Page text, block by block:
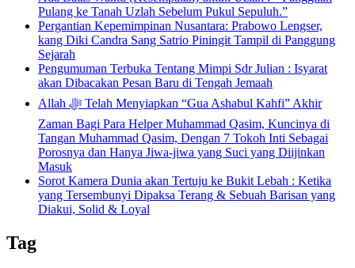
Pulang ke Tanah Uzlah Sebelum Pukul Sepuluh.”
Pergantian Kepemimpinan Nusantara: Prabowo Lengser,
kang Diki Candra Sang Satrio Piningit Tampil di Panggung
Sejarah
Pengumuman Terbuka Tentang Mimpi Sdr Julian : Isyarat
akan Dibacakan Pesan Baru di Tengah Jemaah
Allah ﷻ Telah Menyiapkan “Gua Ashabul Kahfi” Akhir
Zaman Bagi Para Helper Muhammad Qasim, Kuncinya di
Tangan Muhammad Qasim, Dengan 7 Tokoh Inti Sebagai
Porosnya dan Hanya Jiwa-jiwa yang Suci yang Diijinkan
Masuk
Sorot Kamera Dunia akan Tertuju ke Bukit Lebah : Ketika
yang Tersembunyi Dipaksa Terang & Sebuah Barisan yang
Diakui, Solid & Loyal
Tag